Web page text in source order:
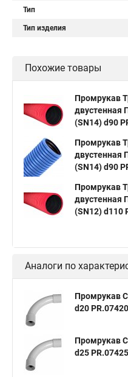
Тип
Тип изделия
Похожие товары
Промрукав
двустенная
(SN14) d90
Промрукав
двустенная
(SN14) d90
Промрукав
двустенная
(SN12) d110
Аналоги по
Промрукав
d20
Промрукав
d25